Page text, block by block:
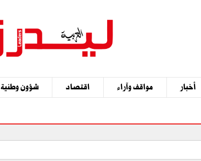
أخبار مواقف وآراء اقتصاد شؤون وطنية